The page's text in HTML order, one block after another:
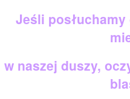
Jeśli
w naszej duszy,